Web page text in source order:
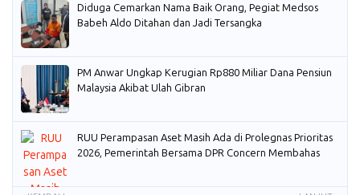
Diduga Cemarkan Nama Baik Orang, Pegiat Medsos
Babeh Aldo Ditahan dan Jadi Tersangka
PM Anwar Ungkap Kerugian Rp880 Miliar Dana Pensiun
Malaysia Akibat Ulah Gibran
RUU Perampasan Aset Masih Ada di Prolegnas Prioritas
2026, Pemerintah Bersama DPR Concern Membahas